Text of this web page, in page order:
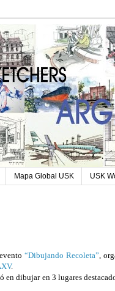
Mapa Global USK USK
“Dibujando Recoleta”,
.
en dibujar en 3 lugares